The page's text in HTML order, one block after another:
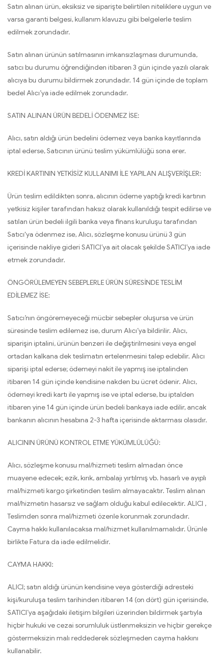
Satın alınan ürün, eksiksiz ve siparişte belirtilen niteliklere uygun ve
varsa garanti belgesi, kullanım klavuzu gibi belgelerle teslim
edilmek zorundadır.
Satın alınan ürünün satılmasının imkansızlaşması durumunda,
satıcı bu durumu öğrendiğinden itibaren 3 gün içinde yazılı olarak
alıcıya bu durumu bildirmek zorundadır. 14 gün içinde de toplam
bedel Alıcı’ya iade edilmek zorundadır.
SATIN ALINAN ÜRÜN BEDELİ ÖDENMEZ İSE:
Alıcı, satın aldığı ürün bedelini ödemez veya banka kayıtlarında
iptal ederse, Satıcının ürünü teslim yükümlülüğü sona erer.
KREDİ KARTININ YETKİSİZ KULLANIMI İLE YAPILAN ALIŞVERİŞLER:
Ürün teslim edildikten sonra, alıcının ödeme yaptığı kredi kartının
yetkisiz kişiler tarafından haksız olarak kullanıldığı tespit edilirse ve
satılan ürün bedeli ilgili banka veya finans kuruluşu tarafından
Satıcı'ya ödenmez ise, Alıcı, sözleşme konusu ürünü 3 gün
içerisinde nakliye gideri SATICI’ya ait olacak şekilde SATICI’ya iade
etmek zorundadır.
ÖNGÖRÜLEMEYEN SEBEPLERLE ÜRÜN SÜRESİNDE TESLİM
EDİLEMEZ İSE:
Satıcı’nın öngöremeyeceği mücbir sebepler oluşursa ve ürün
süresinde teslim edilemez ise, durum Alıcı’ya bildirilir. Alıcı,
siparişin iptalini, ürünün benzeri ile değiştirilmesini veya engel
ortadan kalkana dek teslimatın ertelenmesini talep edebilir. Alıcı
siparişi iptal ederse; ödemeyi nakit ile yapmış ise iptalinden
itibaren 14 gün içinde kendisine nakden bu ücret ödenir. Alıcı,
ödemeyi kredi kartı ile yapmış ise ve iptal ederse, bu iptalden
itibaren yine 14 gün içinde ürün bedeli bankaya iade edilir, ancak
bankanın alıcının hesabına 2-3 hafta içerisinde aktarması olasıdır.
ALICININ ÜRÜNÜ KONTROL ETME YÜKÜMLÜLÜĞÜ:
Alıcı, sözleşme konusu mal/hizmeti teslim almadan önce
muayene edecek; ezik, kırık, ambalajı yırtılmış vb. hasarlı ve ayıplı
mal/hizmeti kargo şirketinden teslim almayacaktır. Teslim alınan
mal/hizmetin hasarsız ve sağlam olduğu kabul edilecektir. ALICI ,
Teslimden sonra mal/hizmeti özenle korunmak zorundadır.
Cayma hakkı kullanılacaksa mal/hizmet kullanılmamalıdır. Ürünle
birlikte Fatura da iade edilmelidir.
CAYMA HAKKI:
ALICI; satın aldığı ürünün kendisine veya gösterdiği adresteki
kişi/kuruluşa teslim tarihinden itibaren 14 (on dört) gün içerisinde,
SATICI’ya aşağıdaki iletişim bilgileri üzerinden bildirmek şartıyla
hiçbir hukuki ve cezai sorumluluk üstlenmeksizin ve hiçbir gerekçe
göstermeksizin malı reddederek sözleşmeden cayma hakkını
kullanabilir.